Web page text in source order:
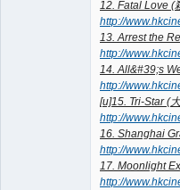
12. Fatal Love (
http://
13. Arrest the
http://
14. All&#39;s
http://
[u]15. Tri-Star (
http://
16. Shanghai
http://
17. Moonlight
http://